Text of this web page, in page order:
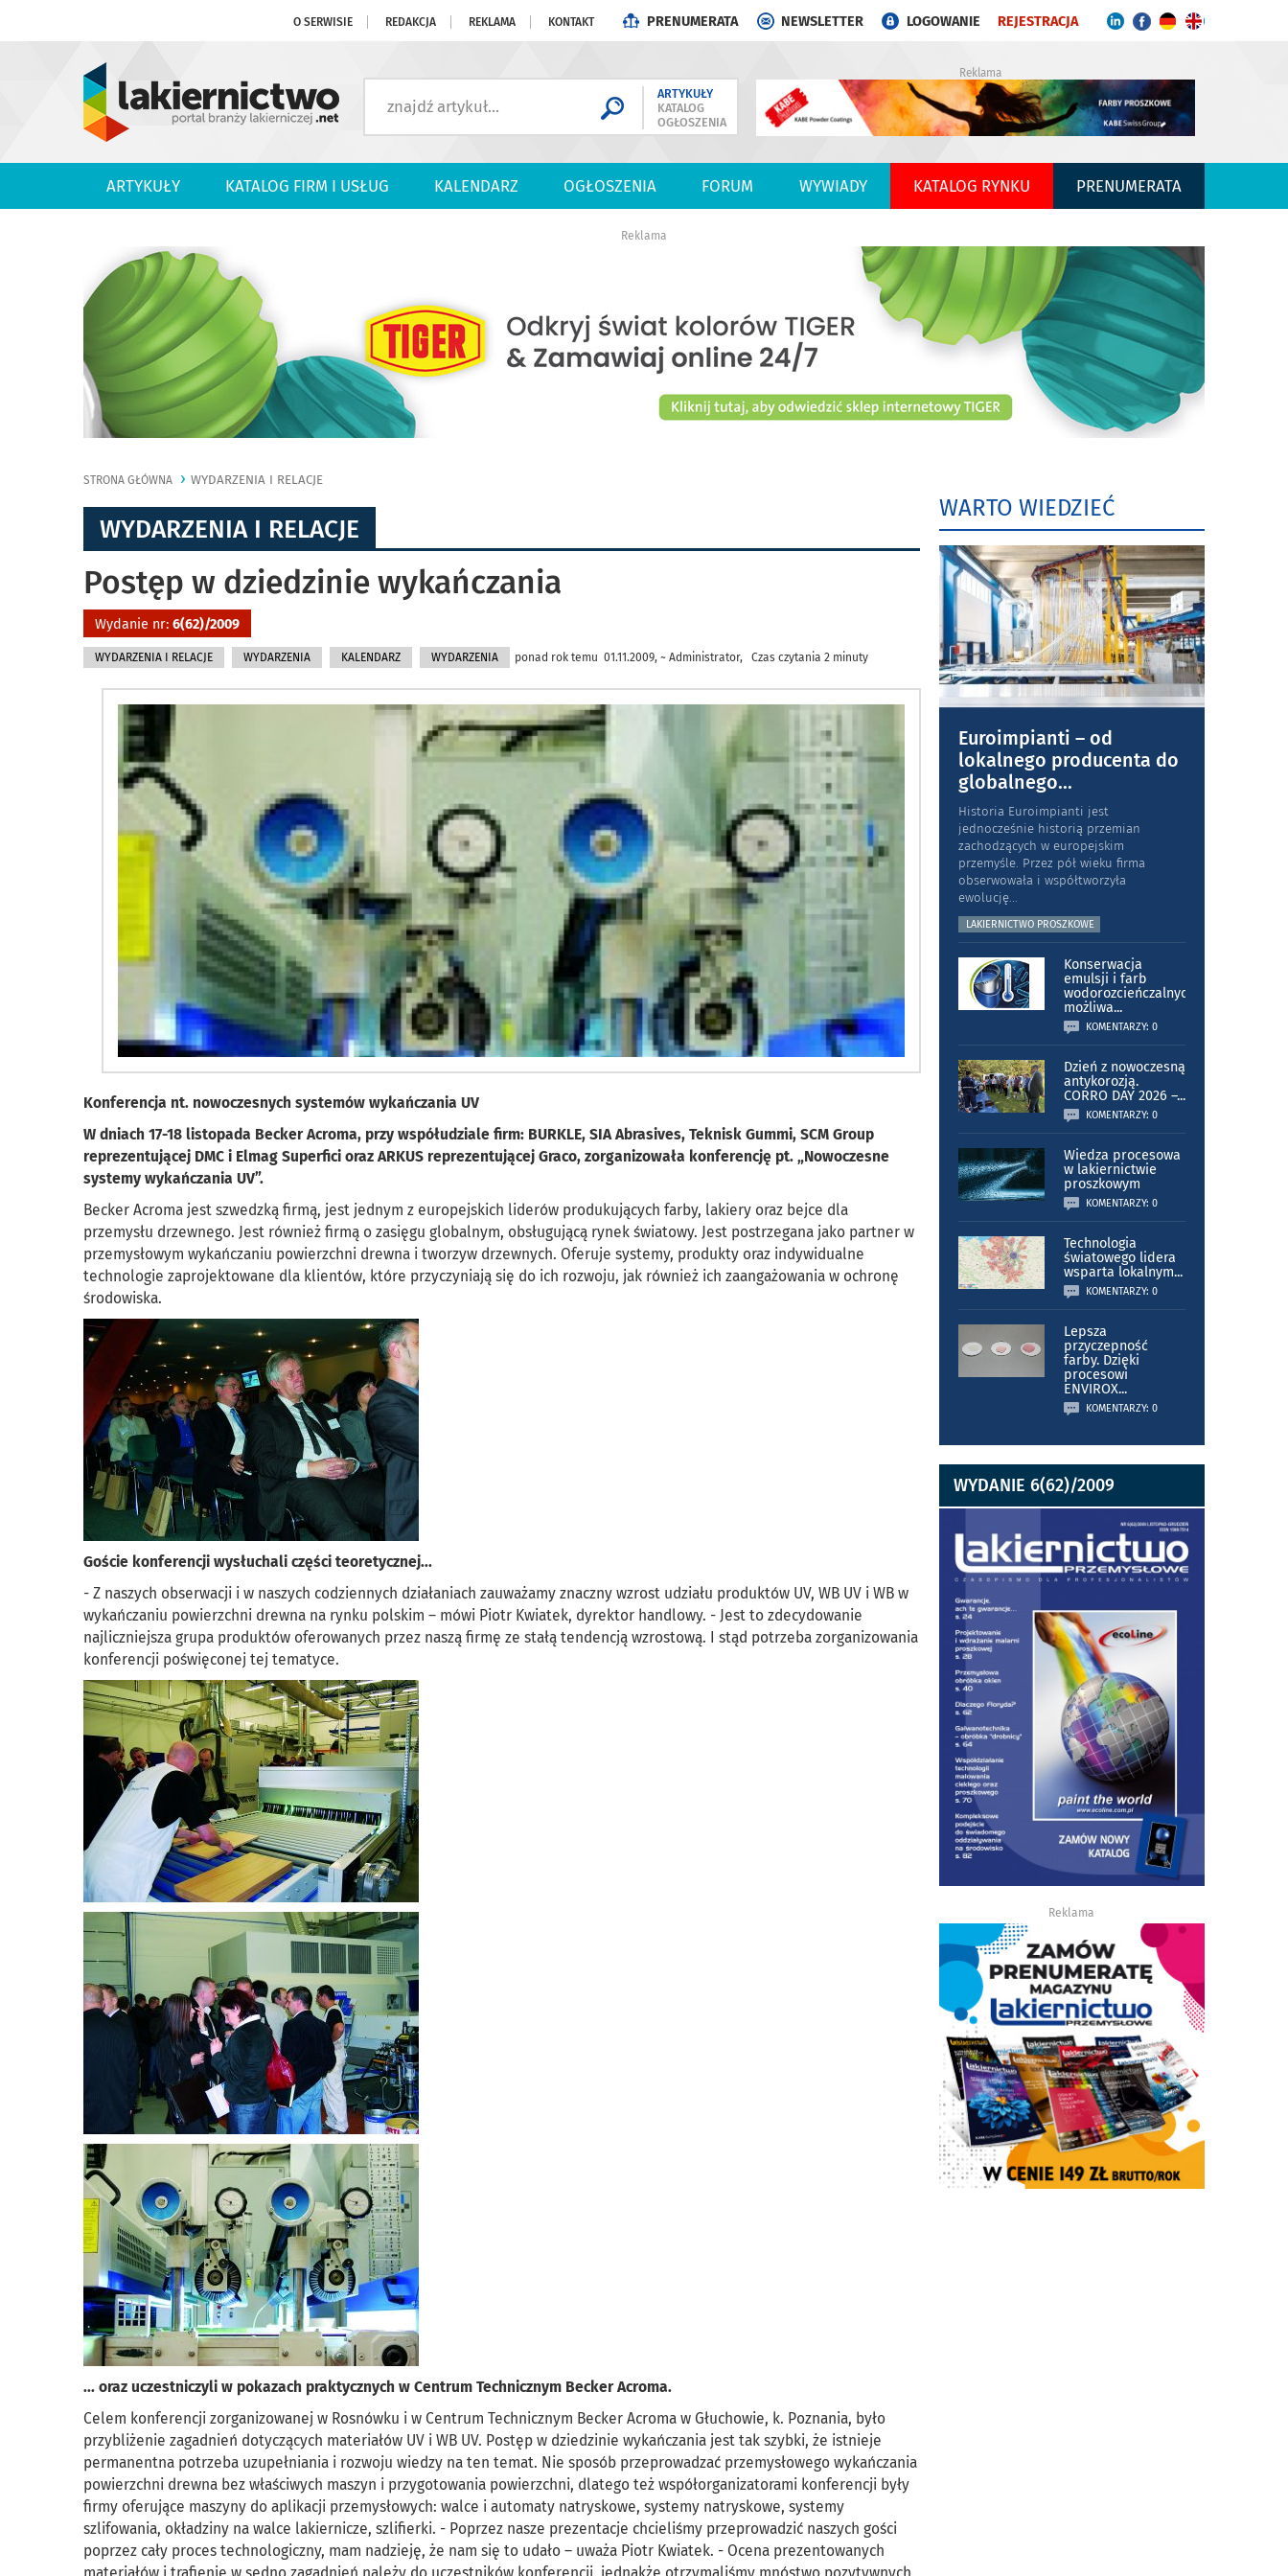
O SERWISIE REDAKCJA REKLAMA KONTAKT PRENUMERATA NEWSLETTER LOGOWANIE REJESTRACJA
ARTYKUŁY
KATALOG
OGŁOSZENIA
Reklama
ARTYKUŁY KATALOG FIRM I USŁUG KALENDARZ OGŁOSZENIA FORUM WYWIADY KATALOG RYNKU PRENUMERATA
Reklama
STRONA GŁÓWNA WYDARZENIA I RELACJE
WYDARZENIA I RELACJE
Postęp w dziedzinie wykańczania
Wydanie nr: 6(62)/2009
WYDARZENIA I RELACJE WYDARZENIA KALENDARZ WYDARZENIA ponad rok temu 01.11.2009, ~ Administrator, Czas czytania 2 minuty
Konferencja nt. nowoczesnych systemów wykańczania UV
W dniach 17-18 listopada Becker Acroma, przy współudziale firm: BURKLE, SIA Abrasives, Teknisk Gummi, SCM Group
reprezentującej DMC i Elmag Superfici oraz ARKUS reprezentującej Graco, zorganizowała konferencję pt. „Nowoczesne
systemy wykańczania UV”.
Becker Acroma jest szwedzką firmą, jest jednym z europejskich liderów produkujących farby, lakiery oraz bejce dla
przemysłu drzewnego. Jest również firmą o zasięgu globalnym, obsługującą rynek światowy. Jest postrzegana jako partner w
przemysłowym wykańczaniu powierzchni drewna i tworzyw drzewnych. Oferuje systemy, produkty oraz indywidualne
technologie zaprojektowane dla klientów, które przyczyniają się do ich rozwoju, jak również ich zaangażowania w ochronę
środowiska.
Goście konferencji wysłuchali części teoretycznej...
- Z naszych obserwacji i w naszych codziennych działaniach zauważamy znaczny wzrost udziału produktów UV, WB UV i WB w
wykańczaniu powierzchni drewna na rynku polskim – mówi Piotr Kwiatek, dyrektor handlowy. - Jest to zdecydowanie
najliczniejsza grupa produktów oferowanych przez naszą firmę ze stałą tendencją wzrostową. I stąd potrzeba zorganizowania
konferencji poświęconej tej tematyce.
... oraz uczestniczyli w pokazach praktycznych w Centrum Technicznym Becker Acroma.
Celem konferencji zorganizowanej w Rosnówku i w Centrum Technicznym Becker Acroma w Głuchowie, k. Poznania, było
przybliżenie zagadnień dotyczących materiałów UV i WB UV. Postęp w dziedzinie wykańczania jest tak szybki, że istnieje
permanentna potrzeba uzupełniania i rozwoju wiedzy na ten temat. Nie sposób przeprowadzać przemysłowego wykańczania
powierzchni drewna bez właściwych maszyn i przygotowania powierzchni, dlatego też współorganizatorami konferencji były
firmy oferujące maszyny do aplikacji przemysłowych: walce i automaty natryskowe, systemy natryskowe, systemy
szlifowania, okładziny na walce lakiernicze, szlifierki. - Poprzez nasze prezentacje chcieliśmy przeprowadzić naszych gości
poprzez cały proces technologiczny, mam nadzieję, że nam się to udało – uważa Piotr Kwiatek. - Ocena prezentowanych
materiałów i trafienie w sedno zagadnień należy do uczestników konferencji, jednakże otrzymaliśmy mnóstwo pozytywnych
WARTO WIEDZIEĆ
Euroimpianti – od
lokalnego producenta do
globalnego...
Historia Euroimpianti jest
jednocześnie historią przemian
zachodzących w europejskim
przemyśle. Przez pół wieku firma
obserwowała i współtworzyła
ewolucję...
LAKIERNICTWO PROSZKOWE
Konserwacja
emulsji i farb
wodorozcieńczalnych
możliwa...
KOMENTARZY: 0
Dzień z nowoczesną
antykorozją.
CORRO DAY 2026 –...
KOMENTARZY: 0
Wiedza procesowa
w lakiernictwie
proszkowym
KOMENTARZY: 0
Technologia
światowego lidera
wsparta lokalnym...
KOMENTARZY: 0
Lepsza
przyczepność
farby. Dzięki
procesowi
ENVIROX...
KOMENTARZY: 0
WYDANIE 6(62)/2009
Reklama